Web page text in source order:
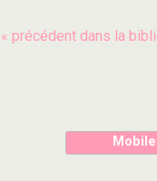
« précédent dans la
Mobile